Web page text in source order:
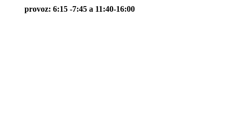
provoz: 6:15 -7:45 a 11:40-16:00